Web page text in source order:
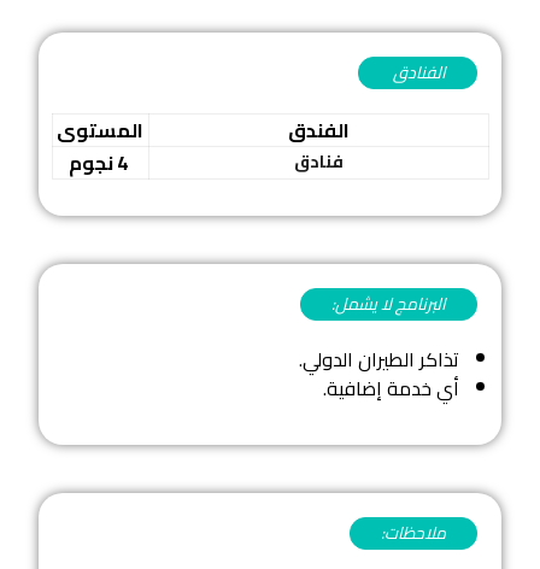
الفنادق
الفندق المستوى
فنادق
البرنامج لا يشمل:
تذاكر الطيران الدولي.
أي خدمة إضافية.
ملاحظات: